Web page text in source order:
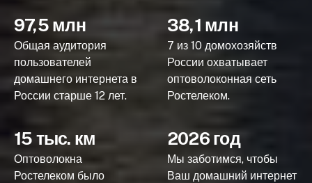
97,5 млн
Общая аудитория
пользователей
домашнего интернета в
России старше 12 лет.
38,1 млн
7 из 10 домохозяйств
России охватывает
оптоволоконная сеть
Ростелеком.
15 тыс. км
Оптоволокна
Ростелеком было
2026 год
Мы заботимся, чтобы
Ваш домашний интернет